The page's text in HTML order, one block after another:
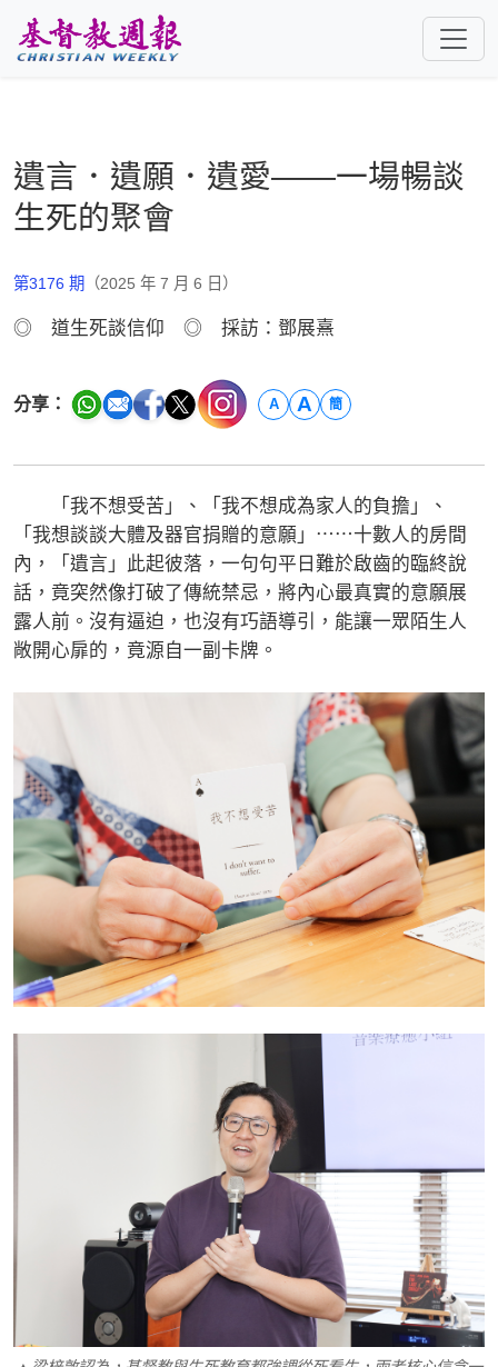
遺言．遺願．遺愛——一場暢談
生死的聚會
第3176 期 （2025 年 7 月 6 日）
◎ 道生死談信仰 ◎ 採訪：鄧展熹
分享： A A 簡
「我不想受苦」、「我不想成為家人的負擔」、
「我想談談大體及器官捐贈的意願」⋯⋯十數人的房間
內，「遺言」此起彼落，一句句平日難於啟齒的臨終說
話，竟突然像打破了傳統禁忌，將內心最真實的意願展
露人前。沒有逼迫，也沒有巧語導引，能讓一眾陌生人
敞開心扉的，竟源自一副卡牌。